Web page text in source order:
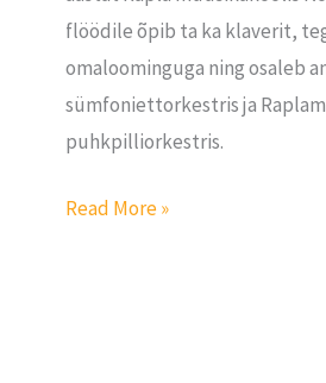
flöödile õpib ta ka klaverit,
omaloominguga ning osaleb
sümfoniettorkestris ja
puhkpilliorkestris.
Read More »